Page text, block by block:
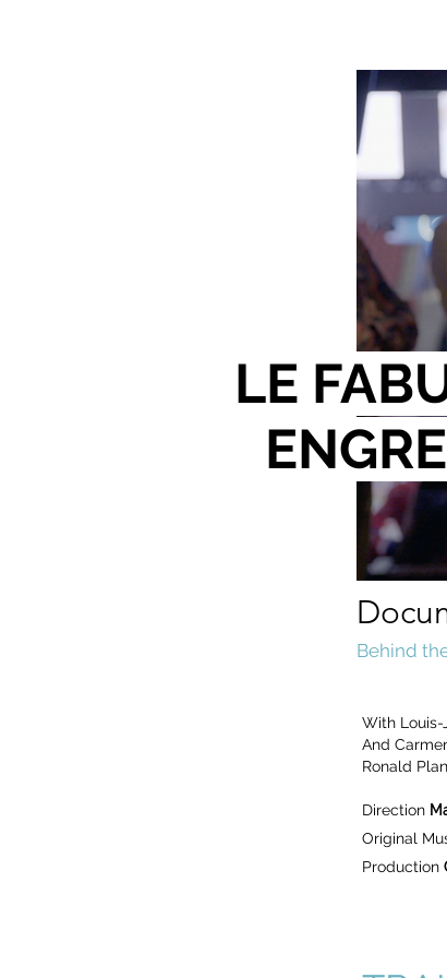
LE
Behind
With Louis-
And
Ronald
Direction
Original
Production